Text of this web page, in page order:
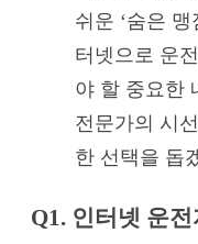
쉬운 ‘숨은
터넷으로 운
야 할 중요한
전문가의 시
한 선택을 돕
Q1. 인터넷 운